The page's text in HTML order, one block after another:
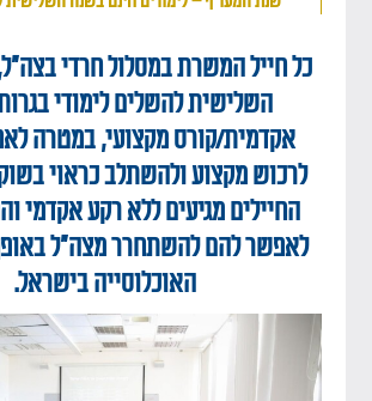
כל חייל המשרת במסלול חרדי
השלישית להשלים לימודי
אקדמית/קורס מקצועי, במטרה
לרכוש מקצוע ולהשתלב כראוי
החיילים מגיעים ללא רקע אקדמי
לאפשר להם להשתחרר מצה"ל
האוכלוסייה בישראל.